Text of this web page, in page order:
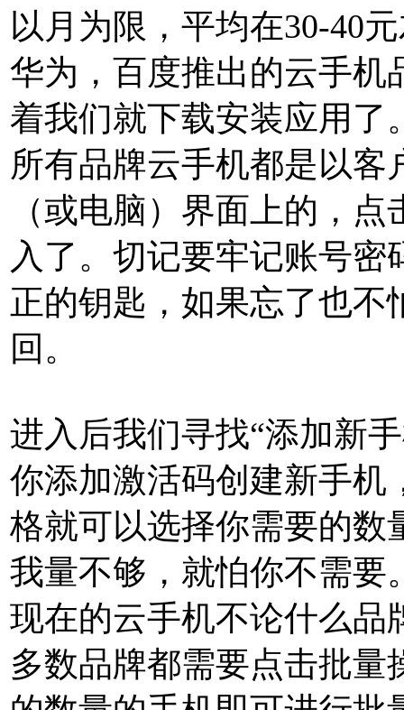
以月为限，平均在30-40
华为，百度推出的云手机
着我们就下载安装应用了
所有品牌云手机都是以客
（或电脑）界面上的，
入了。切记要牢记账号
正的钥匙，如果忘了也不
回。
进入后我们寻找“添加新
你添加激活码创建新手机
格就可以选择你需要的数
我量不够，就怕你不需要
现在的云手机不论什么品
多数品牌都需要点击批量